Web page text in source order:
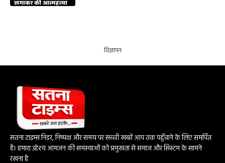
विज्ञापन
सतना टाइम्स निडर, निष्पक्ष और समय पर सच्ची खबरें आप तक पहुँचाने के लिए समर्पित
है। हमारा उद्देश्य आमजन की समस्याओं को प्रमुखता से समाज और सिस्टम के सामने
रखना है